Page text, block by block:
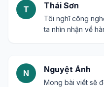
T Thái Sơn
Tôi nghĩ công
ta nhìn nhận về
N Nguyệt Ánh
Mong bài viết sẽ